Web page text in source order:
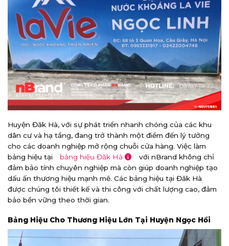
Huyện Đăk Hà, với sự phát triển nhanh chóng của các khu
dân cư và hạ tầng, đang trở thành một điểm đến lý tưởng
cho các doanh nghiệp mở rộng chuỗi cửa hàng. Việc làm
bảng hiệu tại
bảng hiệu Đăk Hà
với nBrand không chỉ
đảm bảo tính chuyên nghiệp mà còn giúp doanh nghiệp tạo
dấu ấn thương hiệu mạnh mẽ. Các bảng hiệu tại Đăk Hà
được chúng tôi thiết kế và thi công với chất lượng cao, đảm
bảo bền vững theo thời gian.
Bảng Hiệu Cho Thương Hiệu Lớn Tại Huyện Ngọc Hồi